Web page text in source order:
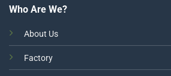
Who Are We?
About Us
Factory